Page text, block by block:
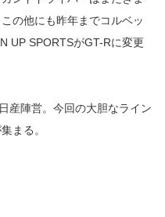
の他にも昨年までコルベッ
UP SPORTSがGT-Rに変更
産陣営。今回の大胆なライン
まる。